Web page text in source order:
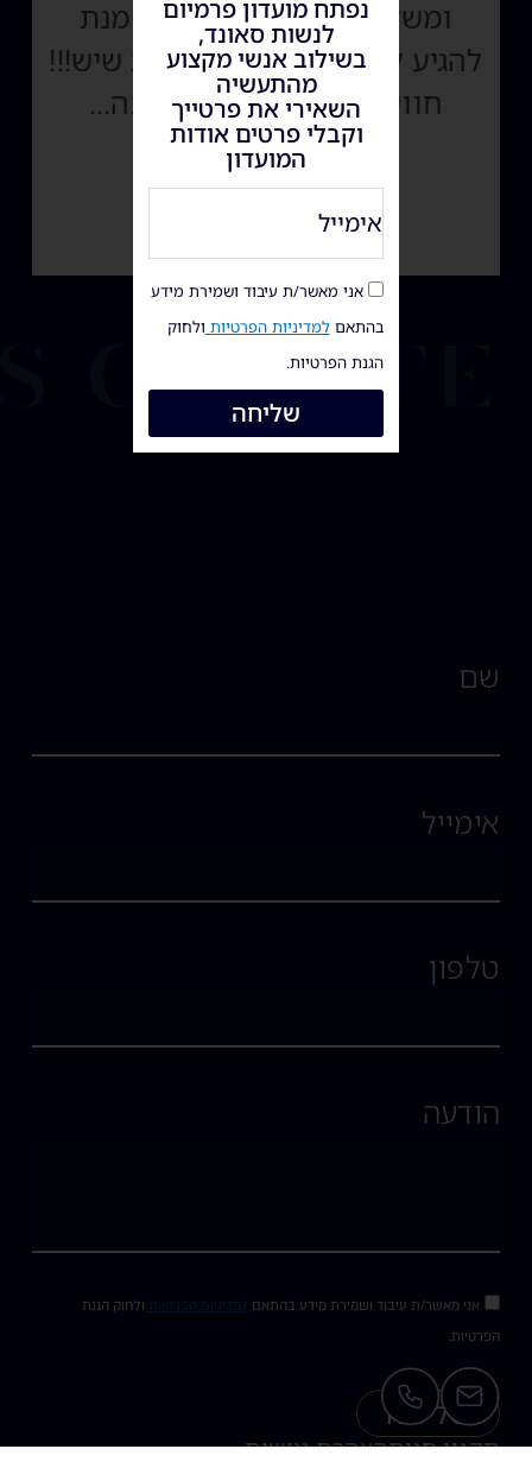
ומשקיעה הרבה מעבר על מנת
להגיע לתוצאה הכי מקצועית שיש!!!
חוויה מיוחדת לעבוד איתה...
ב' חשון ה'תשפ"ד
יהודית שיינשניידר
שם
אימייל
טלפון
הודעה
אני מאשר/ת עיבוד ושמירת מידע בהתאם למדיניות הפרטיות ולחוק הגנת
הפרטיות.
שליחה
תקנון חנותהצהרת נגישות
נפתח מועדון פרמיום
לנשות סאונד,
בשילוב אנשי מקצוע
מהתעשיה
השאירי את פרטייך
וקבלי פרטים אודות
המועדון
אני מאשר/ת עיבוד ושמירת מידע
בהתאםלמדיניות הפרטיות ולחוק
הגנת הפרטיות.
שליחה